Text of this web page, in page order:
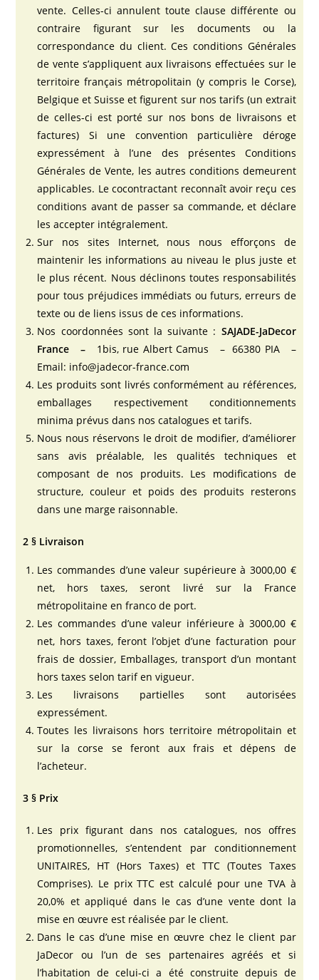
vente. Celles-ci annulent toute clause différente ou
contraire figurant sur les documents ou la
correspondance du client. Ces conditions Générales
de vente s’appliquent aux livraisons effectuées sur le
territoire français métropolitain (y compris le Corse),
Belgique et Suisse et figurent sur nos tarifs (un extrait
de celles-ci est porté sur nos bons de livraisons et
factures) Si une convention particulière déroge
expressément à l’une des présentes Conditions
Générales de Vente, les autres conditions demeurent
applicables. Le cocontractant reconnaît avoir reçu ces
conditions avant de passer sa commande, et déclare
les accepter intégralement.
Sur nos sites Internet, nous nous efforçons de
maintenir les informations au niveau le plus juste et
le plus récent. Nous déclinons toutes responsabilités
pour tous préjudices immédiats ou futurs, erreurs de
texte ou de liens issus de ces informations.
Nos coordonnées sont la suivante : SAJADE-JaDecor
France – 1bis, rue Albert Camus – 66380 PIA –
Email: info@jadecor-france.com
Les produits sont livrés conformément au références,
emballages respectivement conditionnements
minima prévus dans nos catalogues et tarifs.
Nous nous réservons le droit de modifier, d’améliorer
sans avis préalable, les qualités techniques et
composant de nos produits. Les modifications de
structure, couleur et poids des produits resterons
dans une marge raisonnable.
2 § Livraison
Les commandes d’une valeur supérieure à 3000,00 €
net, hors taxes, seront livré sur la France
métropolitaine en franco de port.
Les commandes d’une valeur inférieure à 3000,00 €
net, hors taxes, feront l’objet d’une facturation pour
frais de dossier, Emballages, transport d’un montant
hors taxes selon tarif en vigueur.
Les livraisons partielles sont autorisées
expressément.
Toutes les livraisons hors territoire métropolitain et
sur la corse se feront aux frais et dépens de
l’acheteur.
3 § Prix
Les prix figurant dans nos catalogues, nos offres
promotionnelles, s’entendent par conditionnement
UNITAIRES, HT (Hors Taxes) et TTC (Toutes Taxes
Comprises). Le prix TTC est calculé pour une TVA à
20,0% et appliqué dans le cas d’une vente dont la
mise en œuvre est réalisée par le client.
Dans le cas d’une mise en œuvre chez le client par
JaDecor ou l’un de ses partenaires agréés et si
l’habitation de celui-ci a été construite depuis de